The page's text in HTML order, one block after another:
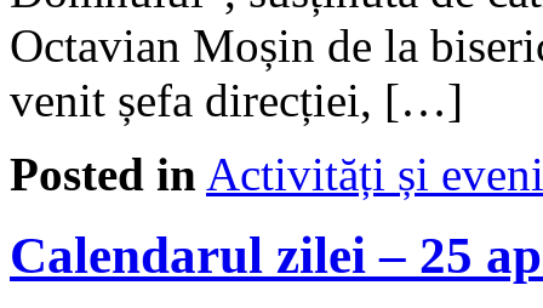
Octavian Moșin de la
venit șefa direcției, […]
Posted in Activități și
Calendarul zilei – 25